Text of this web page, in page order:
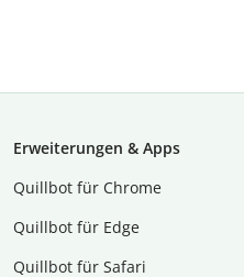
Erweiterungen & Apps
Quillbot für Chrome
Quillbot für Edge
Quillbot für Safari